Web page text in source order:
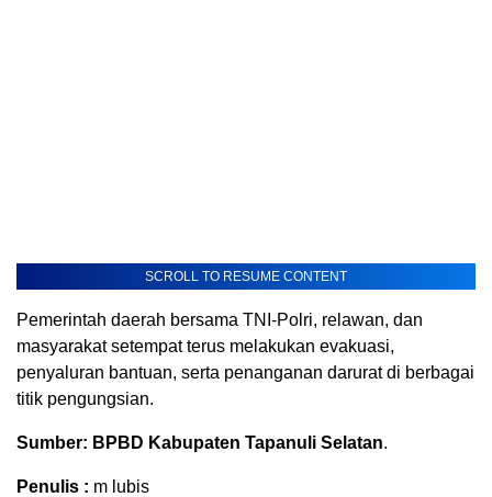
SCROLL TO RESUME CONTENT
Pemerintah daerah bersama TNI-Polri, relawan, dan
masyarakat setempat terus melakukan evakuasi,
penyaluran bantuan, serta penanganan darurat di berbagai
titik pengungsian.
Sumber: BPBD Kabupaten Tapanuli Selatan.
Penulis : m lubis